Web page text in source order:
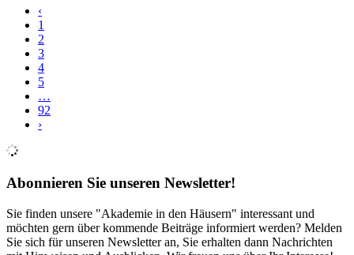
‹
1
2
3
4
5
…
92
›
Abonnieren Sie unseren Newsletter!
Sie finden unsere "Akademie in den Häusern" interessant und
möchten gern über kommende Beiträge informiert werden? Melden
Sie sich für unseren Newsletter an, Sie erhalten dann Nachrichten